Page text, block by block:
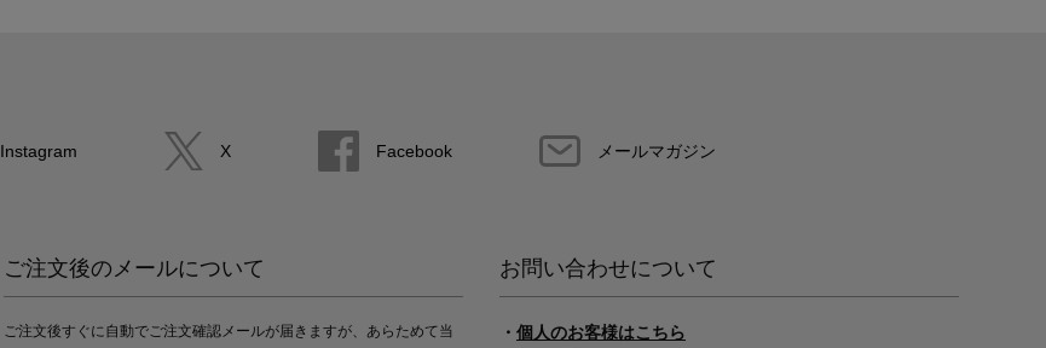
Instagram X Facebook メールマガジン
ご注文後のメールについて
ご注文後すぐに自動でご注文確認メールが届きますが、あらためて当
お問い合わせについて
・ 個人のお客様はこちら